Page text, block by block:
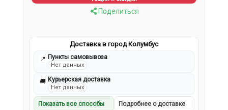
Поделиться
Доставка в город Колумбус
📍 Пункты самовывоза
Нет данных
🚚 Курьерская доставка
Нет данных
Показать все способы Подробнее о доставке